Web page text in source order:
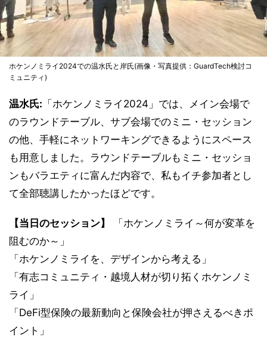
ホケンノミライ2024での温水氏と岸氏(画像・写真提供：GuardTech検討コ
ミュニティ)
温水氏: 「ホケンノミライ2024」では、メイン会場で
のラウンドテーブル、サブ会場でのミニ・セッション
の他、手軽にネットワーキングできるようにスペース
も用意しました。ラウンドテーブルもミニ・セッショ
ンもバラエティに富んだ内容で、私もイチ参加者とし
て全部聴講したかったほどです。
【当日のセッション】
「ホケンノミライ～何が変革を
阻むのか～」
「ホケンノミライを、デザインから考える」
「有志コミュニティ・越境人材が切り拓くホケンノミ
ライ」
「DeFi型保険の最新動向と保険会社が押さえるべきポ
イント」